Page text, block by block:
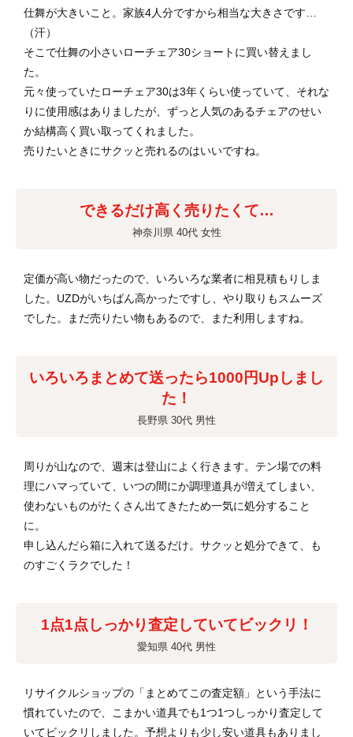
仕舞が大きいこと。家族4人分ですから相当な大きさです…
（汗）
そこで仕舞の小さいローチェア30ショートに買い替えまし
た。
元々使っていたローチェア30は3年くらい使っていて、それな
りに使用感はありましたが、ずっと人気のあるチェアのせい
か結構高く買い取ってくれました。
売りたいときにサクッと売れるのはいいですね。
できるだけ高く売りたくて…
神奈川県 40代 女性
定価が高い物だったので、いろいろな業者に相見積もりしま
した。UZDがいちばん高かったですし、やり取りもスムーズ
でした。まだ売りたい物もあるので、また利用しますね。
いろいろまとめて送ったら1000円Upしまし
た！
長野県 30代 男性
周りが山なので、週末は登山によく行きます。テン場での料
理にハマっていて、いつの間にか調理道具が増えてしまい、
使わないものがたくさん出てきたため一気に処分すること
に。
申し込んだら箱に入れて送るだけ。サクッと処分できて、も
のすごくラクでした！
1点1点しっかり査定していてビックリ！
愛知県 40代 男性
リサイクルショップの「まとめてこの査定額」という手法に
慣れていたので、こまかい道具でも1つ1つしっかり査定して
いてビックリしました。予想よりも少し安い道具もありまし